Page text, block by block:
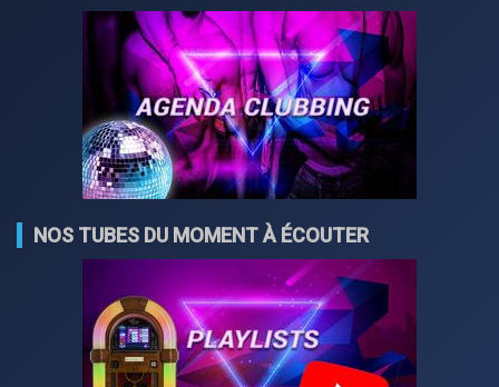
NOS TUBES DU MOMENT À ÉCOUTER